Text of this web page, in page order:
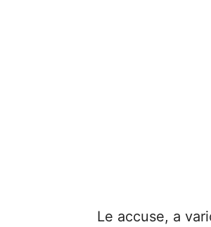
Le accuse, a